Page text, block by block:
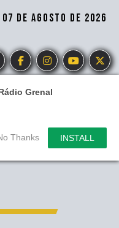
Grenal
Thanks INSTALL
DE AGOSTO DE 2026